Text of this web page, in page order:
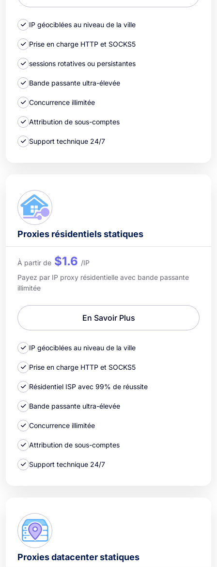
IP géociblées au niveau de la ville
Prise en charge HTTP et SOCKS5
sessions rotatives ou persistantes
Bande passante ultra-élevée
Concurrence illimitée
Attribution de sous-comptes
Support technique 24/7
Proxies résidentiels statiques
À partir de $1.6 /IP
Payez par IP proxy résidentielle avec bande passante
illimitée
En Savoir Plus
IP géociblées au niveau de la ville
Prise en charge HTTP et SOCKS5
Résidentiel ISP avec 99% de réussite
Bande passante ultra-élevée
Concurrence illimitée
Attribution de sous-comptes
Support technique 24/7
Proxies datacenter statiques